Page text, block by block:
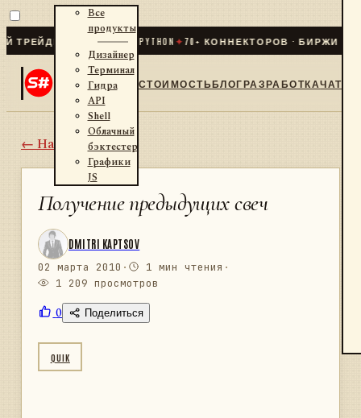
ДЛЯ .NET И PYTHON✦70+ КОННЕКТОРОВ · БИРЖИ ·
Все
продукты
Дизайнер
Терминал
Гидра
API
Shell
Облачный
бэктестер
Графики
JS
СТОИМОСТЬБЛОГРАЗРАБОТКАЧАТ
← Назад
Получение предыдущих свеч
DMITRI KAPTSOV
02 марта 2010 · 1 мин чтения ·
1 209 просмотров
0 Поделиться
QUIK